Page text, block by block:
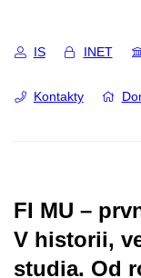
IS INET
Kontakty
FI MU –
V historii,
studia. Od